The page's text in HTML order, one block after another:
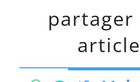
partager
article